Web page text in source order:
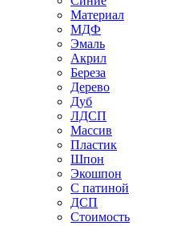
Материал
МДФ
Эмаль
Акрил
Береза
Дерево
Дуб
ЛДСП
Массив
Пластик
Шпон
Экошпон
С патиной
ДСП
Стоимость